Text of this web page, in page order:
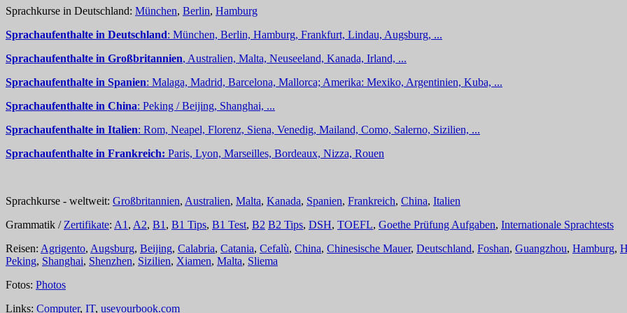
Sprachkurse in Deutschland: München, Berlin, Hamburg
Sprachaufenthalte in Deutschland: München, Berlin, Hamburg, Frankfurt, Lindau, Augsburg, ...
Sprachaufenthalte in Großbritannien, Australien, Malta, Neuseeland, Kanada, Irland, ...
Sprachaufenthalte in Spanien: Malaga, Madrid, Barcelona, Mallorca; Amerika: Mexiko, Argentinien, Kuba, ...
Sprachaufenthalte in China: Peking / Beijing, Shanghai, ...
Sprachaufenthalte in Italien: Rom, Neapel, Florenz, Siena, Venedig, Mailand, Como, Salerno, Sizilien, ...
Sprachaufenthalte in Frankreich: Paris, Lyon, Marseilles, Bordeaux, Nizza, Rouen
Sprachkurse - weltweit: Großbritannien, Australien, Malta, Kanada, Spanien, Frankreich, China, Italien
Grammatik / Zertifikate: A1 , A2, B1 , B1 Tips, B1 Test, B2 B2 Tips, DSH, TOEFL, Goethe Prüfung Aufgaben, Internationale Sprachtests
Reisen: Agrigento, Augsburg, Beijing, Calabria, Catania, Cefalù, China, Chinesische Mauer, Deutschland, Foshan, Guangzhou, Hamburg,
Peking, Shanghai, Shenzhen, Sizilien, Xiamen, Malta, Sliema
Fotos: Photos
Links: Computer, IT, useyourbook.com